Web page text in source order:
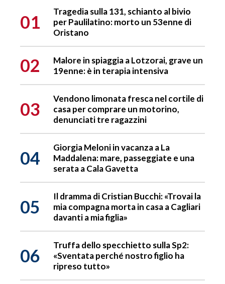
01
Tragedia sulla 131, schianto al bivio
per Paulilatino: morto un 53enne di
Oristano
02
Malore in spiaggia a Lotzorai, grave un
19enne: è in terapia intensiva
03
Vendono limonata fresca nel cortile di
casa per comprare un motorino,
denunciati tre ragazzini
04
Giorgia Meloni in vacanza a La
Maddalena: mare, passeggiate e una
serata a Cala Gavetta
05
Il dramma di Cristian Bucchi: «Trovai la
mia compagna morta in casa a Cagliari
davanti a mia figlia»
06
Truffa dello specchietto sulla Sp2:
«Sventata perché nostro figlio ha
ripreso tutto»